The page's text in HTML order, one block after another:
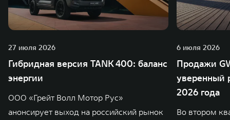
27 июля 2026
Гибридная версия TANK 400: баланс
энергии
ООО «Грейт Волл Мотор Рус»
анонсирует выход на российский рынок
6 июля 2026
Продажи
уверенный
2026 года
Во втором